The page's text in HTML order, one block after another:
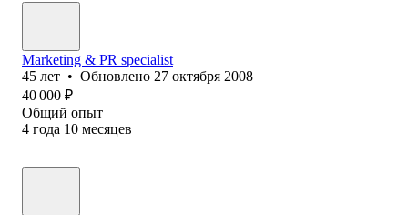
Marketing & PR specialist
45 лет • Обновлено 27 октября 2008
40 000 ₽
Общий опыт
4 года 10 месяцев